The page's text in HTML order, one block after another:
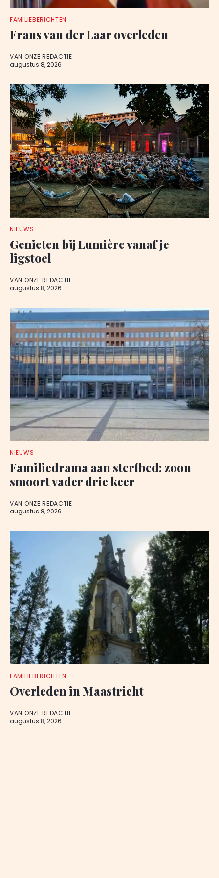
FAMILIEBERICHTEN
Frans van der Laar overleden
VAN ONZE REDACTIE
augustus 8, 2026
NIEUWS
Genieten bij Lumière vanaf je
ligstoel
VAN ONZE REDACTIE
augustus 8, 2026
NIEUWS
Familiedrama aan sterfbed: zoon
smoort vader drie keer
VAN ONZE REDACTIE
augustus 8, 2026
FAMILIEBERICHTEN
Overleden in Maastricht
VAN ONZE REDACTIE
augustus 8, 2026